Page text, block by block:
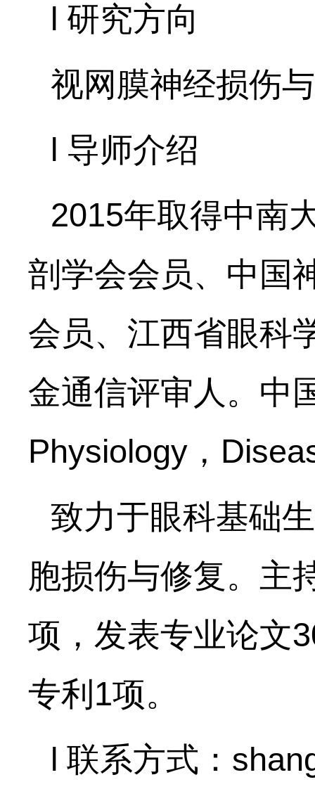
l 研究方向
视网膜神经损伤
l 导师介绍
2015年取得中南
剖学会会员、中国
会员、江西省眼科
金通信评审人。中
Physiology，
致力于眼科基础
胞损伤与修复。主
项，发表专业论文
专利1项。
l 联系方式：